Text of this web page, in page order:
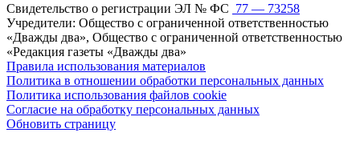
Свидетельство о регистрации ЭЛ № ФС 77 — 73258
Учредители: Общество с ограниченной ответственностью
«Дважды два», Общество с ограниченной ответственностью
«Редакция газеты «Дважды два»
Правила использования материалов
Политика в отношении обработки персональных данных
Политика использования файлов cookie
Согласие на обработку персональных данных
Обновить страницу